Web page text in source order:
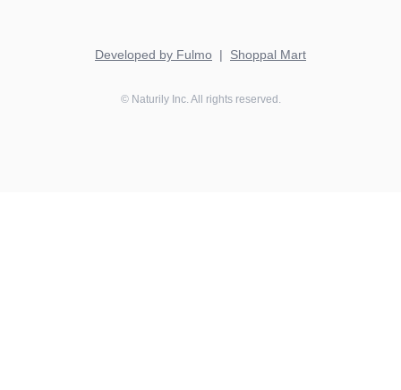
Developed by Fulmo | Shoppal Mart
© NaturilyInc. All rights reserved.